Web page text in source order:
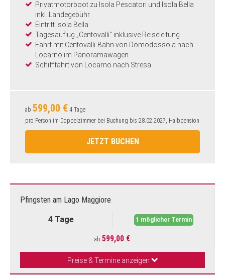
Privatmotorboot zu Isola Pescatori und Isola Bella
inkl. Landegebühr
Eintritt Isola Bella
Tagesauflug „Centovalli“ inklusive Reiseleitung
Fahrt mit Centovalli-Bahn von Domodossola nach
Locarno im Panoramawagen
Schifffahrt von Locarno nach Stresa
ab 599,00 € 4 Tage
pro Person im Doppelzimmer bei Buchung bis 28.02.2027, Halbpension
JETZT BUCHEN
Pfingsten am Lago Maggiore
4 Tage 1 möglicher Termin
ab 599,00 €
Preise & Termine anzeigen